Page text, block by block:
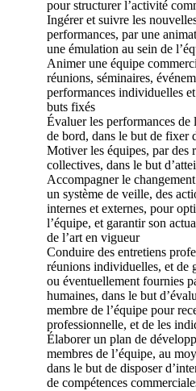
pour structurer l’activité
Ingérer et suivre les
performances, par une
une émulation au sein de
Animer une équipe
réunions, séminaires,
performances individuelles
buts fixés
Évaluer les performances de
de bord, dans le but de
Motiver les équipes, par des
collectives, dans le but
Accompagner le
un système de veille, des
internes et externes, pour
l’équipe, et garantir son
de l’art en vigueur
Conduire des entretiens
réunions individuelles, et de
ou éventuellement fournies
humaines, dans le but
membre de l’équipe pour
professionnelle, et de les
Élaborer un plan de
membres de l’équipe, au
dans le but de disposer
de compétences